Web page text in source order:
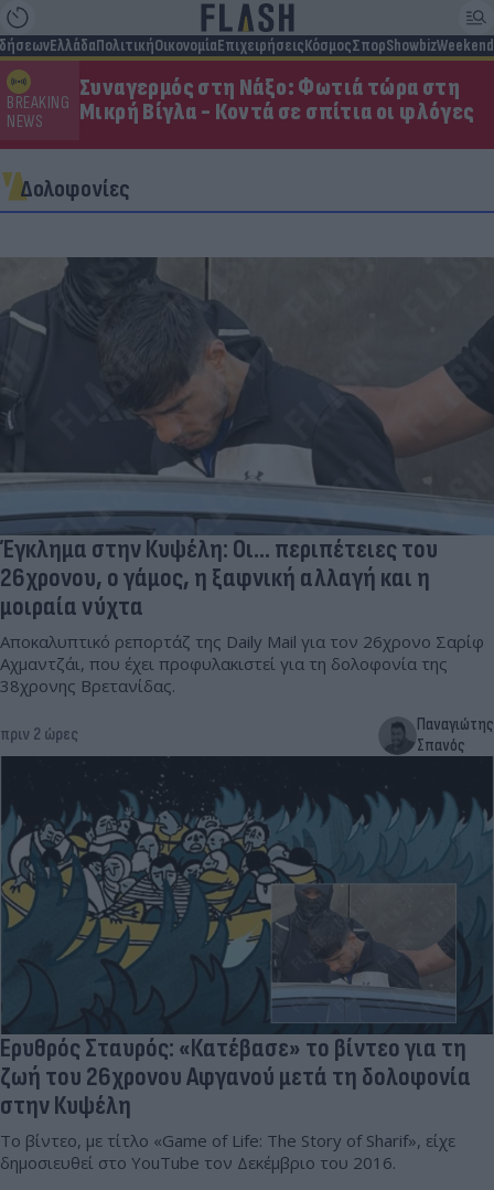
ΕλλάδαΠολιτικήΟικονομίαΕπιχειρήσειςΚόσμοςΣπορShowbizWeekend
BREAKING
NEWS
Συναγερμός στη Νάξο: Φωτιά τώρα στη
Μικρή Βίγλα - Κοντά σε σπίτια οι φλόγες
Δολοφονίες
Έγκλημα στην Κυψέλη: Οι... περιπέτειες του
26χρονου, ο γάμος, η ξαφνική αλλαγή και η
μοιραία νύχτα
Αποκαλυπτικό ρεπορτάζ της Daily Mail για τον 26χρονο Σαρίφ
Αχμαντζάι, που έχει προφυλακιστεί για τη δολοφονία της
38χρονης Βρετανίδας.
πριν 2 ώρες
Παναγιώτης
Σπανός
Ερυθρός Σταυρός: «Κατέβασε» το βίντεο για τη
ζωή του 26χρονου Αφγανού μετά τη δολοφονία
στην Κυψέλη
Το βίντεο, με τίτλο «Game of Life: The Story of Sharif», είχε
δημοσιευθεί στο YouTube τον Δεκέμβριο του 2016.